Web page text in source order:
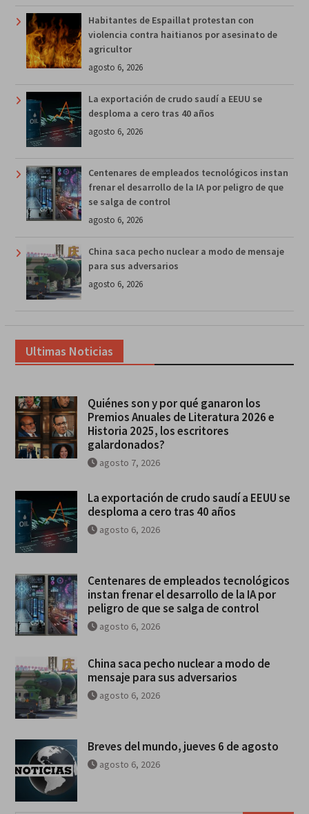
Habitantes de Espaillat protestan con
violencia contra haitianos por asesinato de
agricultor
agosto 6, 2026
La exportación de crudo saudí a EEUU se
desploma a cero tras 40 años
agosto 6, 2026
Centenares de empleados tecnológicos instan
frenar el desarrollo de la IA por peligro de que
se salga de control
agosto 6, 2026
China saca pecho nuclear a modo de mensaje
para sus adversarios
agosto 6, 2026
Ultimas Noticias
Quiénes son y por qué ganaron los
Premios Anuales de Literatura 2026 e
Historia 2025, los escritores
galardonados?
agosto 7, 2026
La exportación de crudo saudí a EEUU se
desploma a cero tras 40 años
agosto 6, 2026
Centenares de empleados tecnológicos
instan frenar el desarrollo de la IA por
peligro de que se salga de control
agosto 6, 2026
China saca pecho nuclear a modo de
mensaje para sus adversarios
agosto 6, 2026
Breves del mundo, jueves 6 de agosto
agosto 6, 2026